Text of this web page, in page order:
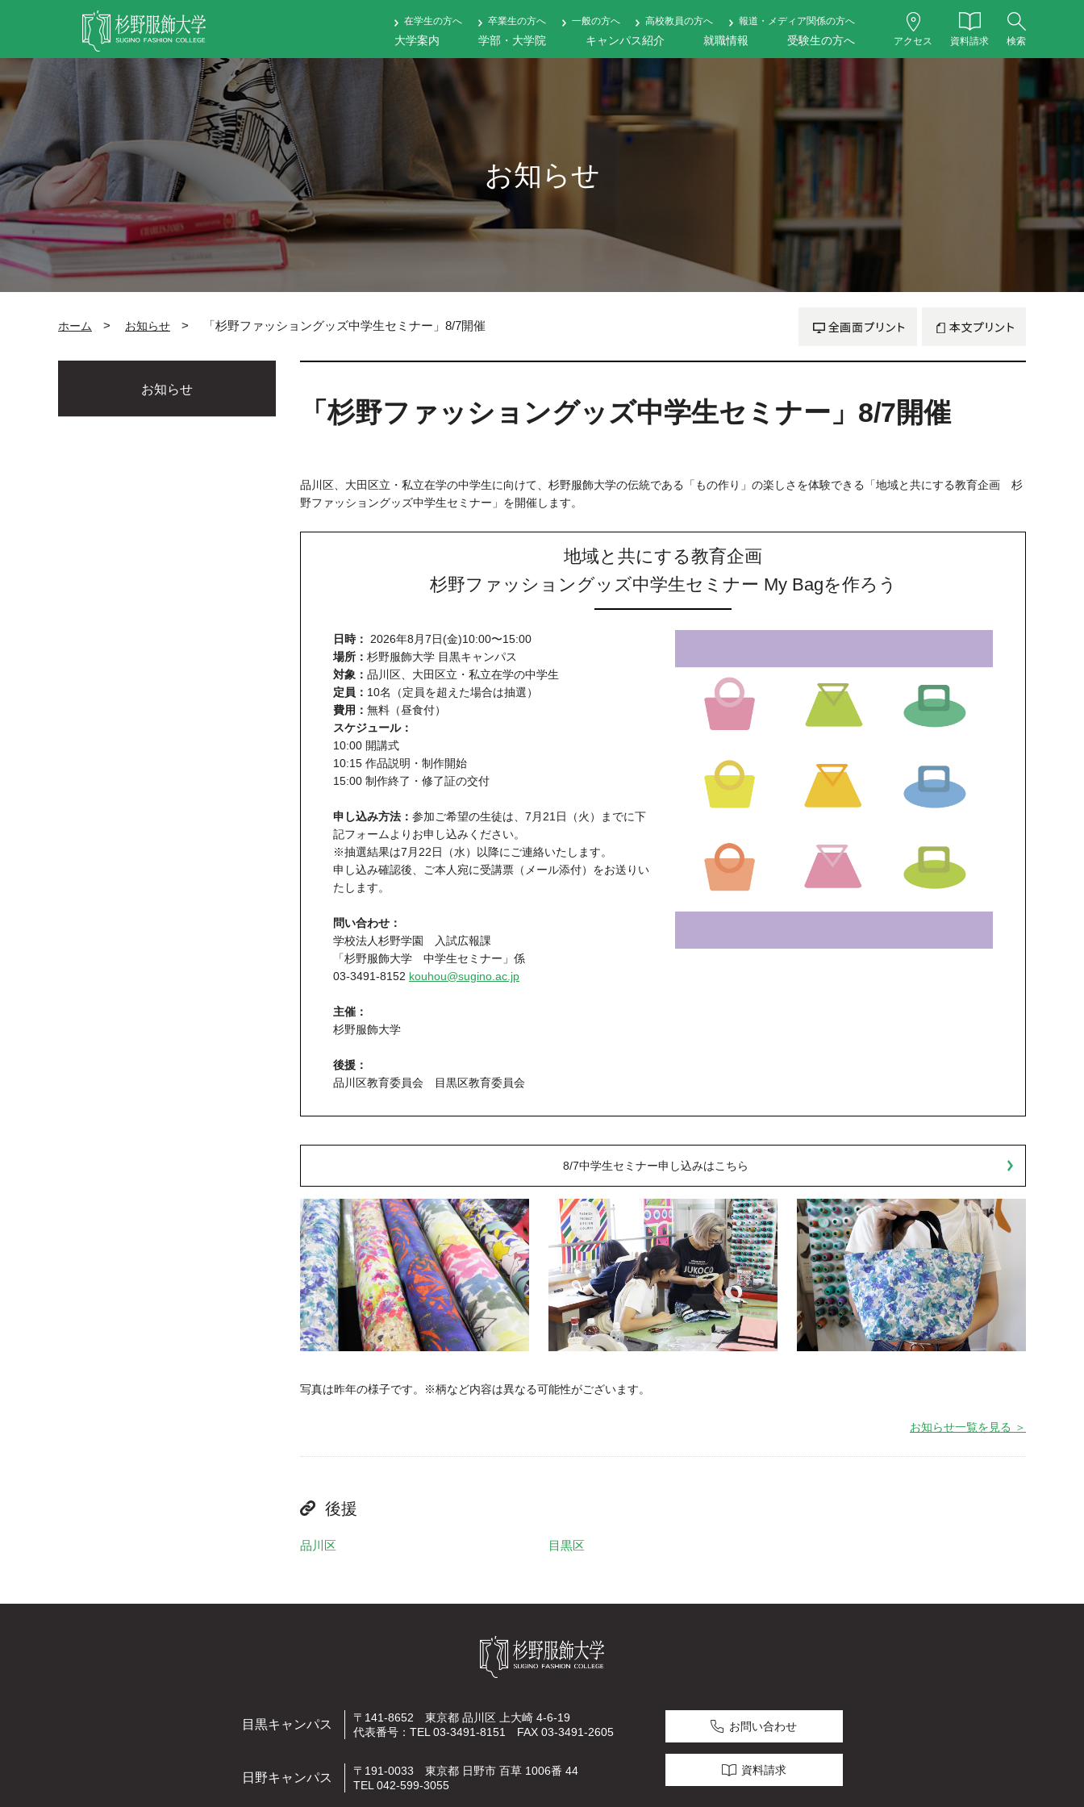
バ
ル
ナ
ビ
シ
ョ
へ
ル
ナ
ビ
ゲ
ョ
ン
ー
へ
在学生の方へ 卒業生の方へ 一般の方へ 高校教員の方へ 報道・メディア関係の方へ
大学案内 学部・大学院 キャンパス紹介 就職情報 受験生の方へ アクセス 資料請求 検索
お知らせ
ホーム > お知らせ > 「杉野ファッショングッズ中学生セミナー」8/7開催
「杉野ファッショングッズ中学生セミナー」8/7開催
品川区、大田区立・私立在学の中学生に向けて、杉野服飾大学の伝統である「もの作り」の楽しさを体験できる「地域と共にする教育企画 杉
野ファッショングッズ中学生セミナー」を開催します。
地域と共にする教育企画
杉野ファッショングッズ中学生セミナー My Bagを作ろう
日時：
2026年8月7日(金)10:00〜15:00
場所： 杉野服飾大学 目黒キャンパス
対象： 品川区、大田区立・私立在学の中学生
定員： 10名（定員を超えた場合は抽選）
費用： 無料（昼食付）
スケジュール：
10:00 開講式
10:15 作品説明・制作開始
15:00 制作終了・修了証の交付
申し込み方法： 参加ご希望の生徒は、7月21日（火）までに下
記フォームよりお申し込みください。
※抽選結果は7月22日（水）以降にご連絡いたします。
申し込み確認後、ご本人宛に受講票（メール添付）をお送りい
たします。
問い合わせ：
学校法人杉野学園 入試広報課
「杉野服飾大学 中学生セミナー」係
03-3491-8152 kouhou@sugino.ac.jp
主催：
杉野服飾大学
後援：
品川区教育委員会 目黒区教育委員会
8/7中学生セミナー申し込みはこちら
写真は昨年の様子です。※柄など内容は異なる可能性がございます。
お知らせ一覧を見る ＞
後援
品川区 目黒区
お知らせ
目黒キャンパス
〒141-8652 東京都 品川区 上大崎 4-6-19
代表番号：TEL 03-3491-8151 FAX 03-3491-2605
日野キャンパス
〒191-0033 東京都 日野市 百草 1006番 44
TEL 042-599-3055
お問い合わせ
資料請求